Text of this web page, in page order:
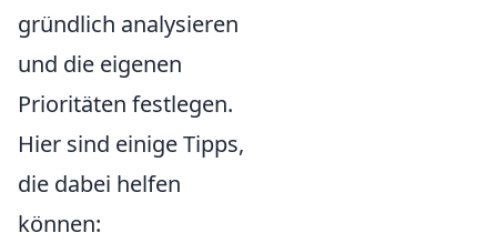
gründlich analysieren
und die eigenen
Prioritäten festlegen.
Hier sind einige Tipps,
die dabei helfen
können: